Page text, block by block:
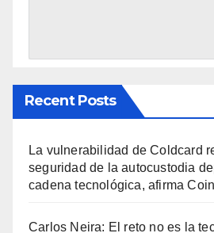
Recent Posts
La vulnerabilidad de Coldcard
seguridad de la autocustodia
cadena tecnológica, afirma
Carlos Neira: El reto no es la